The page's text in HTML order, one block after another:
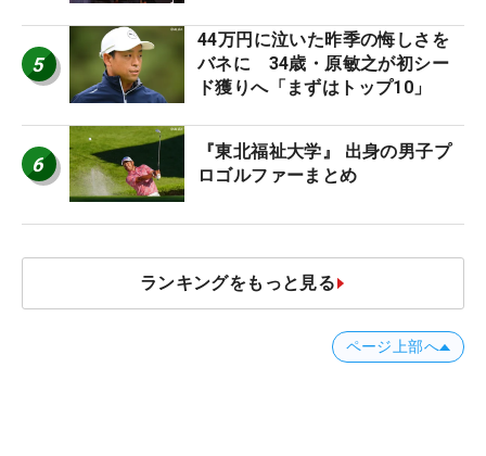
5
44万円に泣いた昨季の悔しさを
バネに 34歳・原敏之が初シー
ド獲りへ「まずはトップ10」
6
『東北福祉大学』 出身の男子プ
ロゴルファーまとめ
ランキングをもっと見る
ページ上部へ